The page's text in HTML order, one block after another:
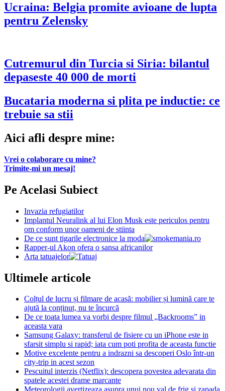
Ucraina: Belgia promite avioane de lupta
pentru Zelensky
Cutremurul din Turcia si Siria: bilantul
depaseste 40 000 de morti
Bucataria moderna si plita pe inductie: ce
trebuie sa stii
Aici afli despre mine:
Vrei o colaborare cu mine?
Trimite-mi un mesaj!
Pe Acelasi Subiect
Invazia refugiatilor
Implantul Neuralink al lui Elon Musk este periculos pentru
om conform unor oameni de stiinta
De ce sunt tigarile electronice la moda
Rapper-ul Akon ofera o sansa africanilor
Arta tatuajelor
Ultimele articole
Colțul de lucru și filmare de acasă: mobilier și lumină care te
ajută la conținut, nu te încurcă
De ce toata lumea va vorbi despre filmul „Backrooms” in
aceasta vara
Samsung Galaxy: transferul de fisiere cu un iPhone este in
sfarsit simplu si rapid; iata cum poti profita de aceasta functie
Motive excelente pentru a indrazni sa descoperi Oslo într-un
city-trip in acest sezon
Pescuitul interzis (Netflix): descopera povestea adevarata din
spatele acestei drame marcante